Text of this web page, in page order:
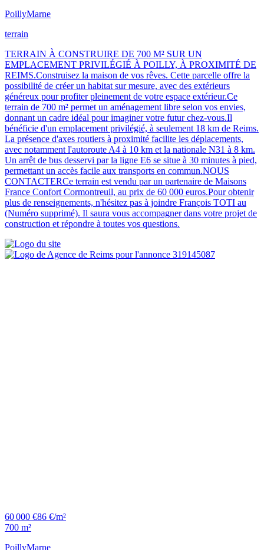
PoillyMarne
terrain
TERRAIN À CONSTRUIRE DE 700 M² SUR UN
EMPLACEMENT PRIVILÉGIÉ À POILLY, À PROXIMITÉ DE
REIMS.Construisez la maison de vos rêves. Cette parcelle offre la
possibilité de créer un habitat sur mesure, avec des extérieurs
généreux pour profiter pleinement de votre espace extérieur.Ce
terrain de 700 m² permet un aménagement libre selon vos envies,
donnant un cadre idéal pour imaginer votre futur chez-vous.Il
bénéficie d'un emplacement privilégié, à seulement 18 km de Reims.
La présence d'axes routiers à proximité facilite les déplacements,
avec notamment l'autoroute A4 à 10 km et la nationale N31 à 8 km.
Un arrêt de bus desservi par la ligne E6 se situe à 30 minutes à pied,
permettant un accès facile aux transports en commun.NOUS
CONTACTERCe terrain est vendu par un partenaire de Maisons
France Confort Cormontreuil, au prix de 60 000 euros.Pour obtenir
plus de renseignements, n'hésitez pas à joindre François TOTI au
(Numéro supprimé). Il saura vous accompagner dans votre projet de
construction et répondre à toutes vos questions.
60 000 €86 €/m²
700 m²
PoillyMarne